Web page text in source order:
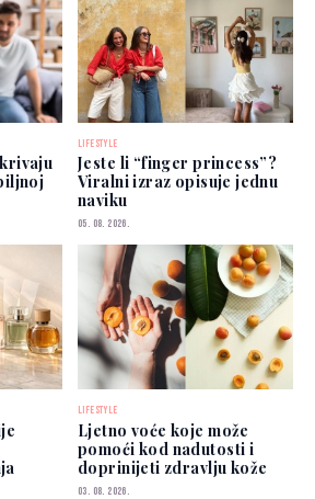
LIFESTYLE
Jeste li “finger princess”?
Viralni izraz opisuje jednu
naviku
05. 08. 2026.
LIFESTYLE
Ljetno voće koje može
pomoći kod nadutosti i
doprinijeti zdravlju kože
03. 08. 2026.